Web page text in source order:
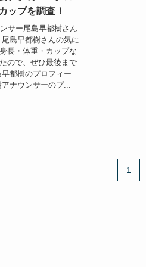
ップを調査！
サー尾島早都樹さん
島早都樹さんの気に
長・体重・カップな
ので、ぜひ最後まで
都樹のプロフィー
ナウンサーのプ...
1